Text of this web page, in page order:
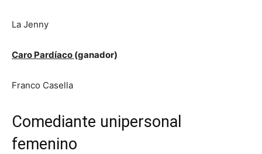
La Jenny
Caro Pardíaco (ganador)
Franco Casella
Comediante unipersonal
femenino